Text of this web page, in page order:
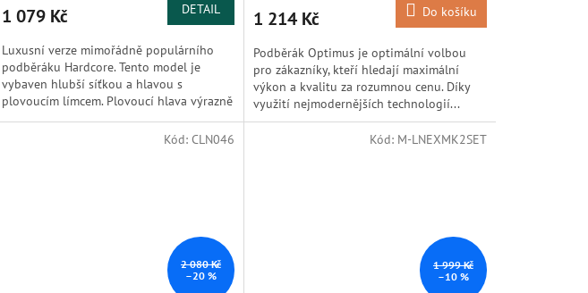
1 079 Kč DETAIL
Luxusní verze mimořádně populárního
podběráku Hardcore. Tento model je
vybaven hlubší síťkou a hlavou s
plovoucím límcem. Plovoucí hlava výrazně
usnad...
1 214 Kč Do košíku
Podběrák Optimus je optimální volbou
pro zákazníky, kteří hledají maximální
výkon a kvalitu za rozumnou cenu. Díky
využití nejmodernějších technologií...
2 080 Kč
–20 %
Kód: CLN046
1 999 Kč
–10 %
Kód: M-LNEXMK2SET